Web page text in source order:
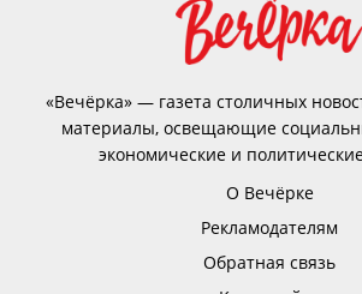
«Вечёрка» — газета столичных
материалы, освещающие
экономические и
О Вечёрке
Рекламодателям
Обратная связь